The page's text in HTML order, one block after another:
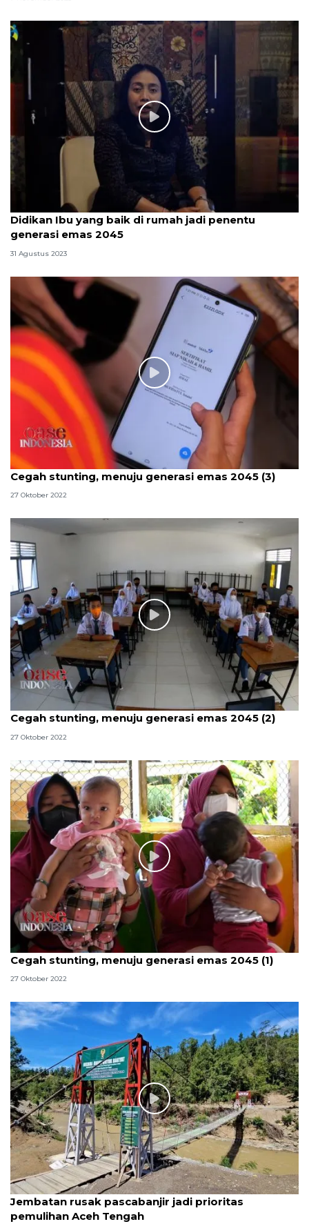
Didikan Ibu yang baik di rumah jadi penentu
generasi emas 2045
31 Agustus 2023
Cegah stunting, menuju generasi emas 2045 (3)
27 Oktober 2022
Cegah stunting, menuju generasi emas 2045 (2)
27 Oktober 2022
Cegah stunting, menuju generasi emas 2045 (1)
27 Oktober 2022
Jembatan rusak pascabanjir jadi prioritas
pemulihan Aceh Tengah